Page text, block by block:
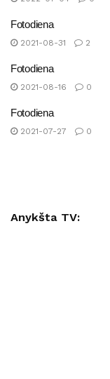
Fotodiena
2021-08-31 2
Fotodiena
2021-08-16 0
Fotodiena
2021-07-27 0
Anykšta TV: